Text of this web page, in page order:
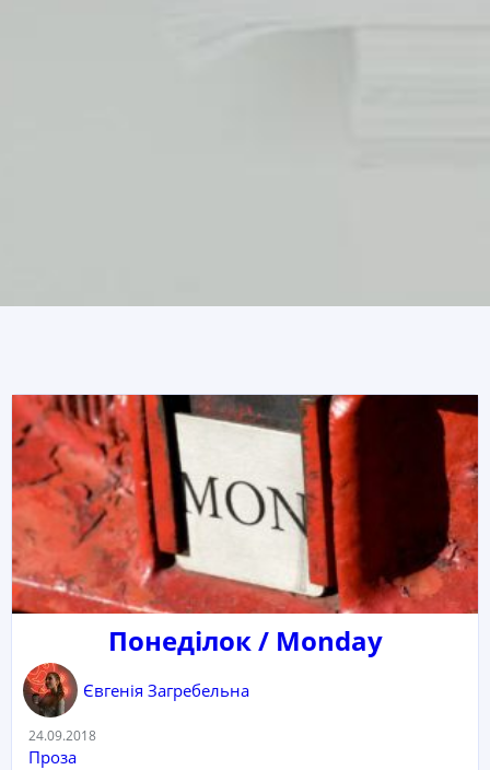
Понеділок / Monday
Євгенія Загребельна
Дата:
24.09.2018
Категорія:
Проза